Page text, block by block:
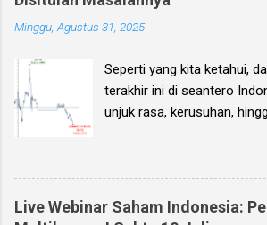
yang berisi kumpulan
saham-saham pilihan di
keuangan para emiten
Ebook ini diharapkan akan
bagi anda (dan juga bagi
pendek, investasi jangka
panjang.
Minggu, Agustus 31, 2025
Seperti yang kita ketahui,
terakhir ini di seantero
unjuk rasa, kerusuhan,
karena sampai dengan
Agustus, situasi unjuk
terjadi, maka penulis sendiri
menerima banyak
Live Webinar Saham Indonesia: